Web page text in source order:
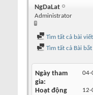
NgDaLat
Administrator
Tìm tất cả bài viết
Tìm tất cả Bài bắt
Ngày tham
gia
04-
Hoạt động
12-